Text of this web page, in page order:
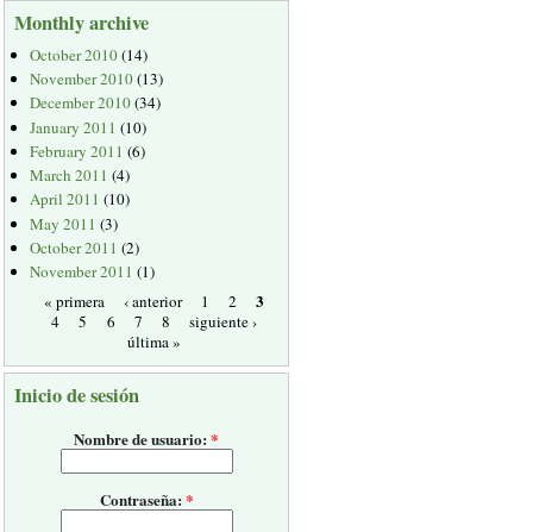
Monthly archive
October 2010(14)
November 2010(13)
December 2010(34)
January 2011 (10)
February 2011 (6)
March 2011 (4)
April 2011 (10)
May 2011 (3)
October 2011 (2)
November 2011 (1)
« primera
‹ anterior 1 2 3
4 5 6 7 8
siguiente ›
última »
Inicio de sesión
Nombre de usuario:*
Contraseña:*